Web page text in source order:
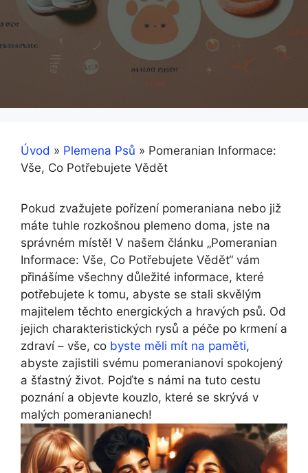
Úvod » Plemena Psů » Pomeranian Informace:
Vše, Co Potřebujete Vědět
Pokud zvažujete pořízení pomeraniana nebo již
máte tuhle rozkošnou plemeno doma, jste na
správném místě! V našem článku „Pomeranian
Informace: Vše, Co Potřebujete Vědět“ vám
přinášíme všechny důležité informace, které
potřebujete k tomu, abyste se stali skvělým
majitelem těchto energických a hravých psů. Od
jejich charakteristických rysů a péče po krmení a
zdraví – vše, co byste měli mít na paměti,
abyste zajistili svému pomeranianovi spokojený
a šťastný život. Pojďte s námi na tuto cestu
poznání a objevte kouzlo, které se skrývá v
malých pomeranianech!